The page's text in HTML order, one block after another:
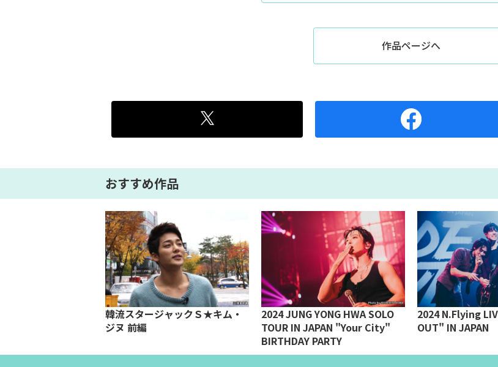
作品ページへ
おすすめ作品
韓流スタージャックＳ★キム・
ジヌ 前編
2024 JUNG YONG HWA SOLO
TOUR IN JAPAN "Your City"
BIRTHDAY PARTY
2024 N.Flying
OUT" IN JAPAN